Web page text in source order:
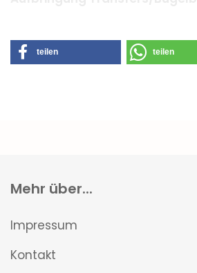
teilen teilen
Mehr über...
Impressum
Kontakt